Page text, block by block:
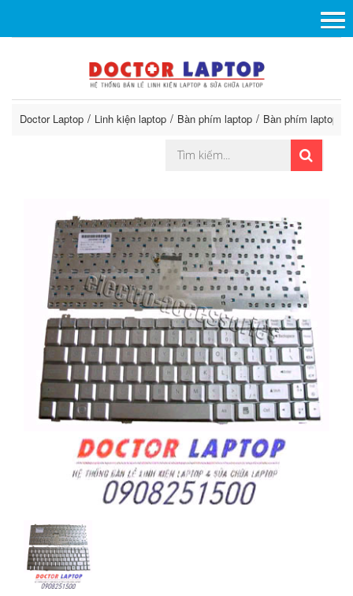
Doctor Laptop Linh kiện laptop Bàn phím laptop Bàn phím laptop